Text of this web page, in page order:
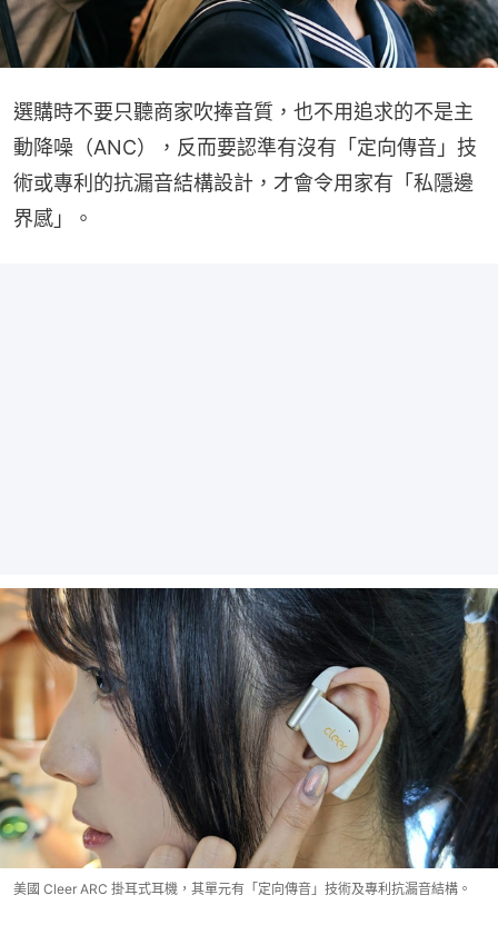
選購時不要只聽商家吹捧音質，也不用追求的不是主
動降噪（ANC），反而要認準有沒有「定向傳音」技
術或專利的抗漏音結構設計，才會令用家有「私隱邊
界感」。
美國 Cleer ARC 掛耳式耳機，其單元有「定向傳音」技術及專利抗漏音結構。